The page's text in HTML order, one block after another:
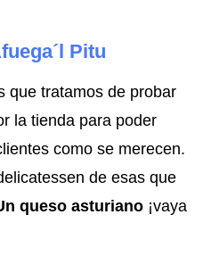
Pitu
que tratamos de probar
la tienda para poder
como se merecen.
de esas que
queso asturiano ¡vaya